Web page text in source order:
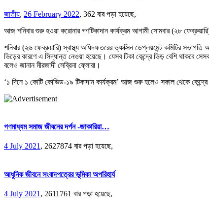
জাতীয়, 26 February 2022, 362 বার পড়া হয়েছে,
আজ শনিবার শুরু হওয়া করোনার গণটিকাদান কার্যক্রম আগামী সোমবার (২৮
শনিবার (২৬ ফেব্রুয়ারি) স্বাস্থ্য অধিদফতরের ভ্যাক্সিন ডেপ্লয়মেন্ট কমিটির
ভিড়ের কারণে এ সিদ্ধান্ত নেওয়া হয়েছে। যেসব টিকা কেন্দ্রে ভিড় বেশি থাকবে
বলেও জানান মীরজাদী সেব্রিনা ফ্লোরা।
‘১ দিনে ১ কোটি কোভিড-১৯ টিকাদান কার্যক্রম’ আজ শুরু হলেও সকাল থেকে কেন্দ্রে
গণমাধ্যম সমাজ জীবনের দর্পন -জাকারিয়া…
4 July 2021 , 2627874 বার পড়া হয়েছে,
আধুনিক জীবনে সংবাদপত্রের ভূমিকা অপরিহার্য
4 July 2021 , 2611761 বার পড়া হয়েছে,